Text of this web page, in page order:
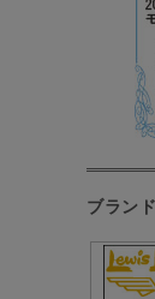
ブラン